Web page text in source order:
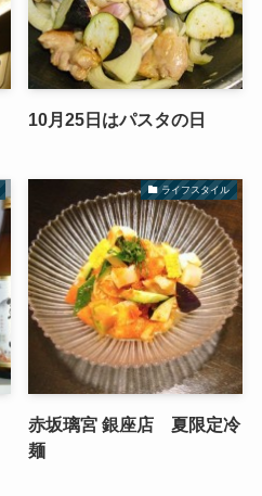
10月25日はパスタの日
ライフスタイル
赤坂璃宮 銀座店 夏限定冷
麺